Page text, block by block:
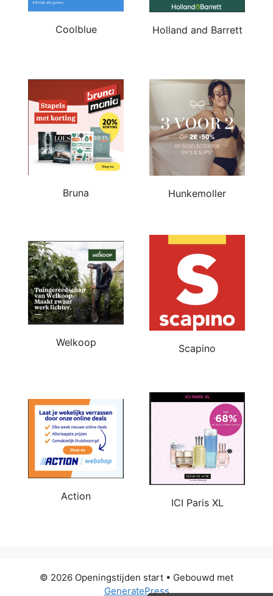
Coolblue Holland and Barrett
Bruna Hunkemoller
Welkoop
Scapino
Action
ICI Paris XL
© 2026 Openingstijden start • Gebouwd met
GeneratePress